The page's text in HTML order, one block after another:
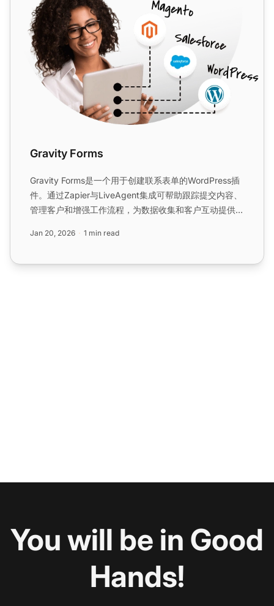
Gravity Forms
Gravity Forms是一个用于创建联系表单的WordPress插
件。通过Zapier与LiveAgent集成可帮助跟踪提交内容、
管理客户和增强工作流程，为数据收集和客户互动提供无
Jan 20, 2026 1 min read
You will be in Good
Hands!